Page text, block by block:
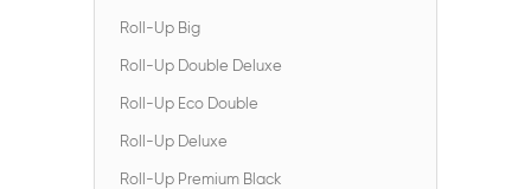
Roll-Up Big
Roll-Up Double Deluxe
Roll-Up Eco Double
Roll-Up Deluxe
Roll-Up Premium Black